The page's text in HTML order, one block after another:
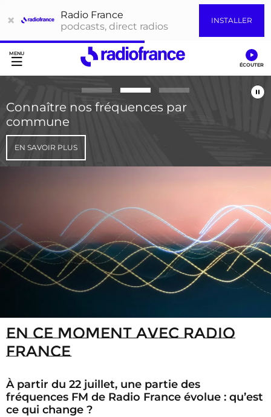
×
Radio France
podcasts, direct radios
INSTALLER
Accès direct :
Menu principal
Contenu
Connaître nos fréquences par
commune
EN SAVOIR PLUS
En ce moment avec Radio
France
À partir du 22 juillet, une partie des
fréquences FM de Radio France évolue : qu’est
ce qui change ?